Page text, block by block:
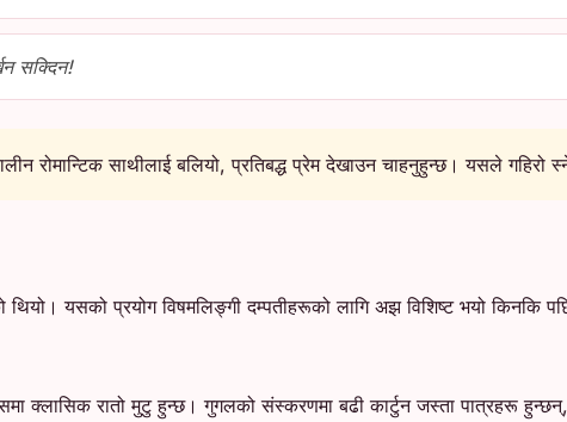
सक्दिन!
रोमान्टिक साथीलाई बलियो, प्रतिबद्ध प्रेम देखाउन चाहनुहुन्छ। यसले गहिरो
यसको प्रयोग विषमलिङ्गी दम्पतीहरूको लागि अझ विशिष्ट भयो किनकि
क्लासिक रातो मुटु हुन्छ। गुगलको संस्करणमा बढी कार्टुन जस्ता पात्रहरू